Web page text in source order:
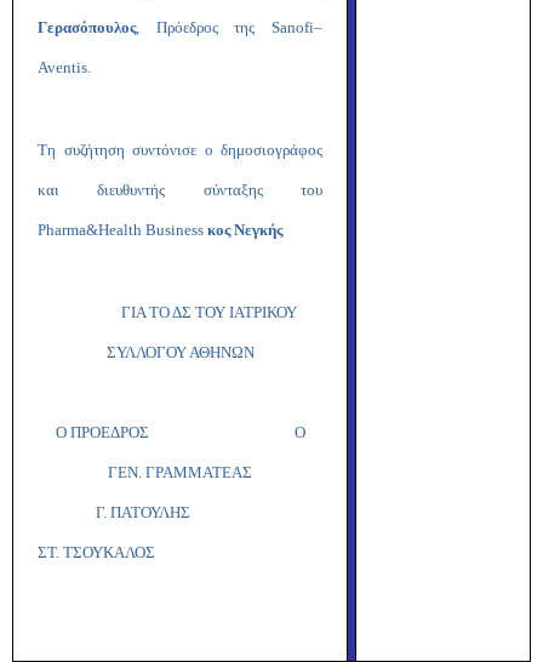
Γερασόπουλος, Πρόεδρος της Sanofi–
Aventis.
Τη συζήτηση συντόνισε ο δημοσιογράφος
και διευθυντής σύνταξης του
Pharma&Health Business κος Νεγκής
ΓΙΑ ΤΟ ΔΣ ΤΟΥ ΙΑΤΡΙΚΟΥ
ΣΥΛΛΟΓΟΥ ΑΘΗΝΩΝ
Ο ΠΡΟΕΔΡΟΣ Ο
ΓΕΝ. ΓΡΑΜΜΑΤΕΑΣ
Γ. ΠΑΤΟΥΛΗΣ
ΣΤ. ΤΣΟΥΚΑΛΟΣ